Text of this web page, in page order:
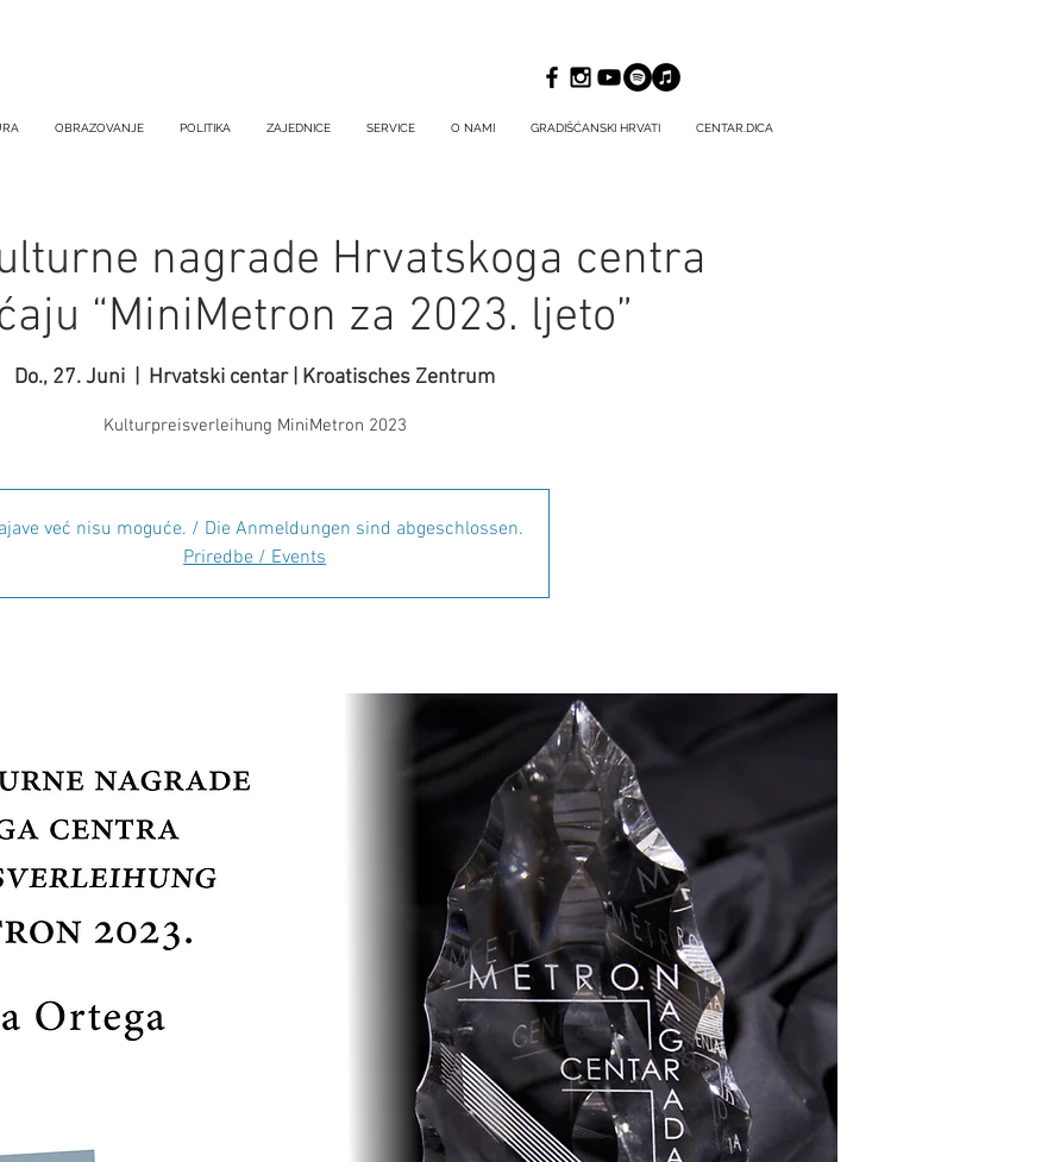
OBRAZOVANJE POLITIKA ZAJEDNICE SERVICE O NAMI GRADIŠĆANSKI HRVATI CENTAR.DICA
nagrade Hrvatskoga centra
“MiniMetron za 2023. ljeto”
Do., 27. Juni Hrvatski centar | Kroatisches Zentrum
Kulturpreisverleihung MiniMetron 2023
već nisu moguće. / Die Anmeldungen sind abgeschlossen.
Priredbe / Events